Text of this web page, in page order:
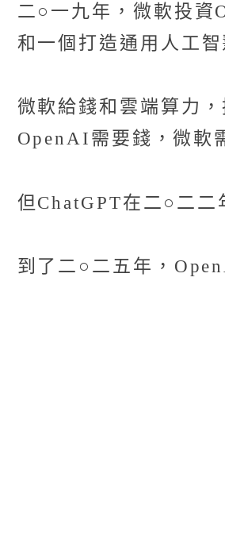
二○一九年，微軟投資
和一個打造通用人工
微軟給錢和雲端算力
OpenAI需要錢，微軟
但ChatGPT在二○二二
到了二○二五年，